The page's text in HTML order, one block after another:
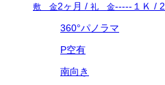
敷 金2ヶ月 / 礼 金----- １Ｋ /
360°パノラマ
P空有
南向き